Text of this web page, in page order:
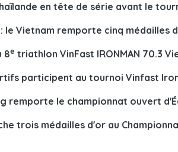
en tête de série avant le
Vietnam remporte cinq médailles
8e triathlon VinFast IRONMAN 70.3
participent au tournoi Vinfast
remporte le championnat ouvert
trois médailles d'or au